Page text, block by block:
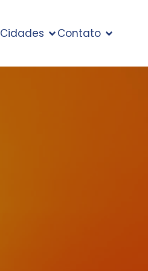
Cidades Contato